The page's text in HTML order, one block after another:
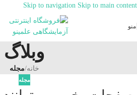
Skip to navigation Skip to main content
منو
وبلاگ
خانه/مجله
مجله